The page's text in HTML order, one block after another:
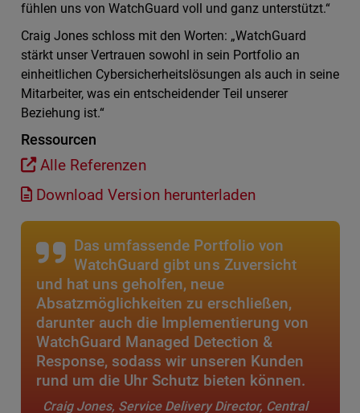
fühlen uns von WatchGuard voll und ganz unterstützt.“
Craig Jones schloss mit den Worten: „WatchGuard
stärkt unser Vertrauen sowohl in sein Portfolio an
einheitlichen Cybersicherheitslösungen als auch in seine
Mitarbeiter, was ein entscheidender Teil unserer
Beziehung ist.“
Ressourcen
Alle Referenzen
Download Version herunterladen
Das umfassende Portfolio von
WatchGuard gibt uns Zuversicht
und hat uns geholfen, neue
Absatzmöglichkeiten zu erschließen,
darunter auch die Implementierung von
WatchGuard Managed Detection &
Response, sodass wir unseren Kunden
rund um die Uhr Schutz bieten können.
Craig Jones, Service Delivery Director, Central